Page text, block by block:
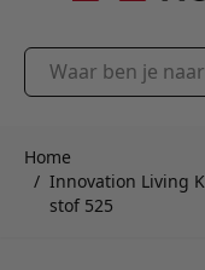
Waar ben je naar op
Home
/ Innovation Living
stof 525